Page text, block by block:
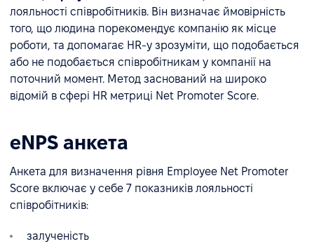
лояльності співробітників. Він визначає ймовірність
того, що людина порекомендує компанію як місце
роботи, та допомагає HR-у зрозуміти, що подобається
або не подобається співробітникам у компанії на
поточний момент. Метод заснований на широко
відомій в сфері HR метриці Net Promoter Score.
eNPS анкета
Анкета для визначення рівня Employee Net Promoter
Score включає у себе 7 показників лояльності
співробітників:
залученість